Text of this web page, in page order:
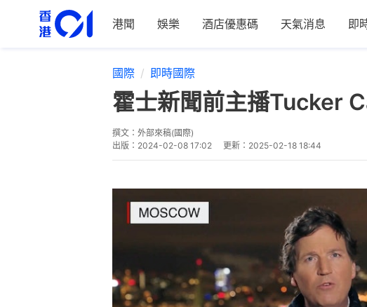
港聞 娛樂 酒店優惠碼 天氣消息 即
國際 即時國際
霍士新聞前主播Tucker
撰文： 外部來稿(國際)
出版： 2024-02-08 17:02 更新： 2025-02-18 18:44